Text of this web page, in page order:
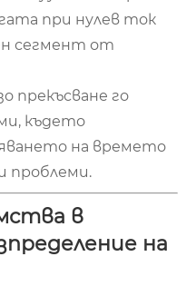
при нулев ток
сегмент от
прекъсване го
където
на времето
проблеми.
в
на